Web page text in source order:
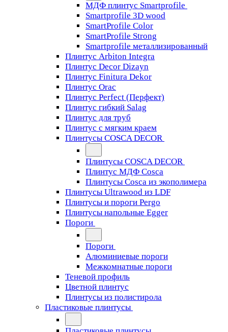
МДФ плинтус Smartprofile
Smartprofile 3D wood
SmartProfile Color
SmartProfile Strong
Smartprofile металлизированный
Плинтус Arbiton Integra
Плинтус Decor Dizayn
Плинтус Finitura Dekor
Плинтус Orac
Плинтус Perfect (Перфект)
Плинтус гибкий Salag
Плинтус для труб
Плинтус с мягким краем
Плинтусы COSCA DECOR
Плинтусы COSCA DECOR
Плинтус МДФ Cosca
Плинтусы Cosca из экополимера
Плинтусы Ultrawood из LDF
Плинтусы и пороги Pergo
Плинтусы напольные Egger
Пороги
Пороги
Алюминиевые пороги
Межкомнатные пороги
Теневой профиль
Цветной плинтус
Плинтусы из полистирола
Пластиковые плинтусы